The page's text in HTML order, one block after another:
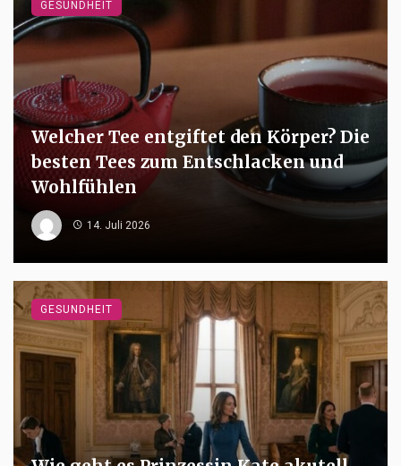
Welcher Tee entgiftet den Körper? Die
besten Tees zum Entschlacken und
Wohlfühlen
14. Juli 2026
GESUNDHEIT
GESUNDHEIT